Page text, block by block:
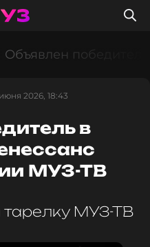
Объявлен
2026, 18:43
в
МУЗ-ТВ
МУЗ-ТВ